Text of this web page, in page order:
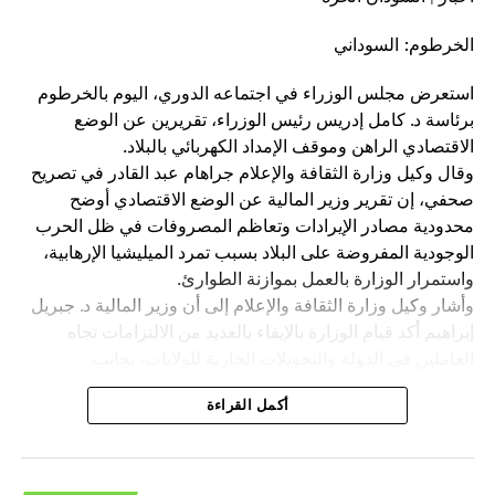
الخرطوم: السوداني
استعرض مجلس الوزراء في اجتماعه الدوري، اليوم بالخرطوم
برئاسة د. كامل إدريس رئيس الوزراء، تقريرين عن الوضع
الاقتصادي الراهن وموقف الإمداد الكهربائي بالبلاد.
وقال وكيل وزارة الثقافة والإعلام جراهام عبد القادر في تصريح
صحفي، إن تقرير وزير المالية عن الوضع الاقتصادي أوضح
محدودية مصادر الإيرادات وتعاظم المصروفات في ظل الحرب
الوجودية المفروضة على البلاد بسبب تمرد الميليشيا الإرهابية،
واستمرار الوزارة بالعمل بموازنة الطوارئ.
وأشار وكيل وزارة الثقافة والإعلام إلى أن وزير المالية د. جبريل
إبراهيم أكد قيام الوزارة بالإيفاء بالعديد من الالتزامات تجاه
الالتزامات تجاه كل من الصحة والتعليم العام والعالي والحماية
الاجتماعية للأسر الضعيفة والتأمين الصحي والعلاج المجاني
وأكد تحقيق زيادة في الإيرادات جاءت عبر توسيع المظلة
أكمل القراءة